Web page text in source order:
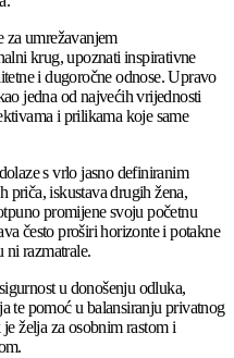
umrežavanjem
krug, upoznati inspirativne
i dugoročne odnose. Upravo
jedna od najvećih vrijednosti
i prilikama koje same
s vrlo jasno definiranim
priča, iskustava drugih žena,
promijene svoju početnu
često proširi horizonte i potakne
ni razmatrale.
u donošenju odluka,
te pomoć u balansiranju privatnog
želja za osobnim rastom i